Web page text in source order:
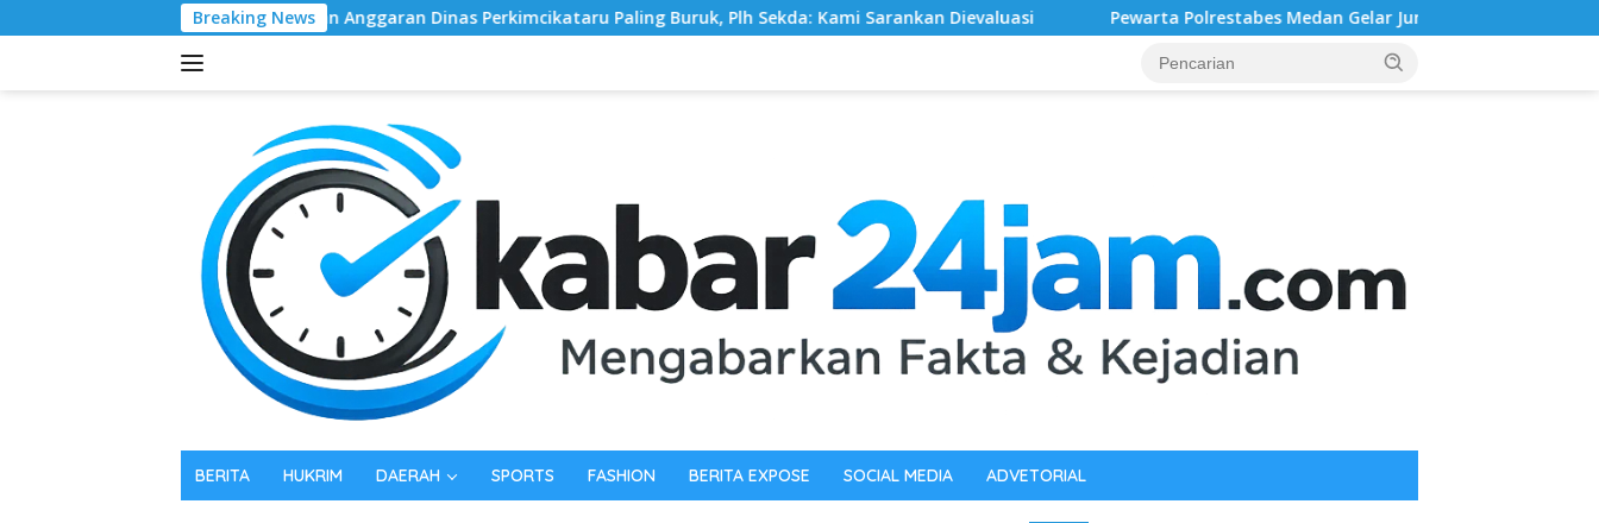
ke
Breaking News
Serapan Anggaran Dinas Perkimcikataru Paling Buruk, Plh Sekda: Kami Sarankan Dievaluasi Pewarta Polrestabes Medan Gelar Jumat Barokah, Pererat Silaturahmi, Kokohkan
BERITA HUKRIM DAERAH SPORTS FASHION BERITA EXPOSE SOCIAL MEDIA ADVETORIAL